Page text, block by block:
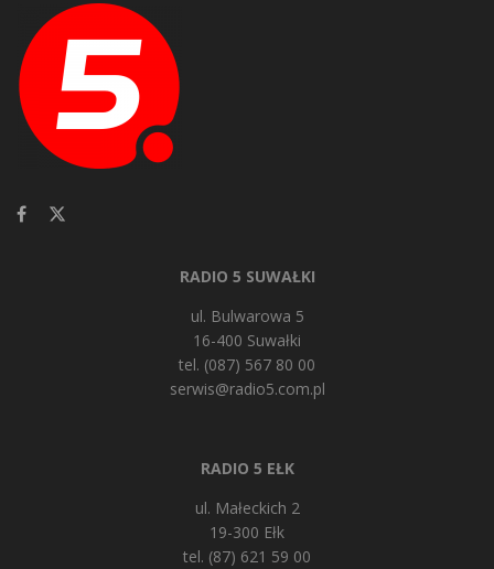
RADIO 5 SUWAŁKI
ul. Bulwarowa 5
16-400 Suwałki
tel. (087) 567 80 00
serwis@radio5.com.pl
RADIO 5 EŁK
ul. Małeckich 2
19-300 Ełk
tel. (87) 621 59 00